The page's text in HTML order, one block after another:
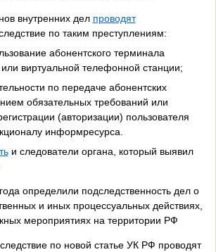
внутренних дел проводят
по таким преступлениям:
абонентского терминала
виртуальной телефонной станции;
по передаче абонентских
обязательных требований или
(авторизации) пользователя
информресурса.
и следователи органа, который выявил
определили подследственность дел о
и иных процессуальных действиях,
мероприятиях на территории РФ
по новой статье УК РФ проводят